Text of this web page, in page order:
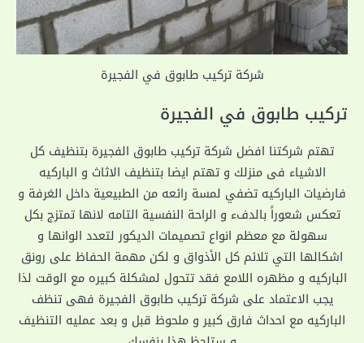
شركة تركيب طابوق في الفجيرة
تركيب طابوق في الفجيرة
تهتم شركتنا افضل شركة تركيب طابوق الفجيرة بتنظيف كل
الاشياء فى منزلك و تهتم ايضا بتنظيف الاثاث و الباركيه
فارضيات الباركيه تضفي لمسة رائعه من الطبيعية داخل الغرفة و
تعكس شعوراً بالدفء و الراحة النفسية التامه لانها تمتزج بكل
سهولة مع معظم انواع تصميمات الديكور لتعدد الوانها و
اشكالها التي تلائم كل الأذواق و لكن مهمة الحفاظ على رونق
الباركيه و مظهره اللامع فقد تتحول لمشكلة كبيره مع الوقت لذا
يجب الاعتماد على شركة تركيب طابوق الفجيرة فهى تنظف
الباركيه مع احداث فارق كبير و ملحوظ قبل و بعد عمليه التنظيف